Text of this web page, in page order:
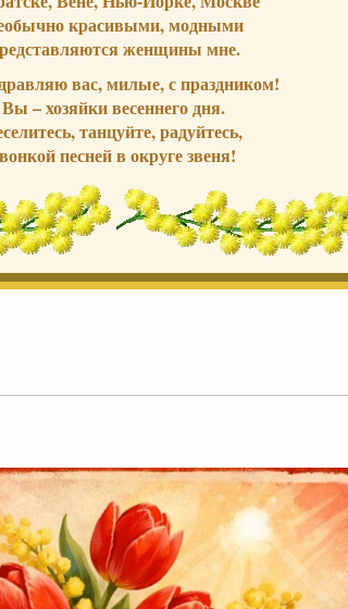
красивыми, модными
женщины мне.
вас, милые, с праздником!
Вы – хозяйки весеннего дня.
танцуйте, радуйтесь,
песней в округе звеня!